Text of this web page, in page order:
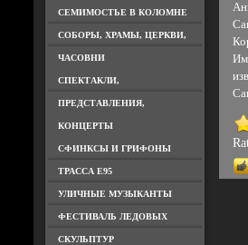
СЕМИМОСТЬЕ В КОЛОМНЕ
СОБОРЫ, ХРАМЫ, ЦЕРКВИ,
ЧАСОВНИ
СПЕКТАКЛИ,
ПРЕДСТАВЛЕНИЯ,
КОНЦЕРТЫ
СФИНКСЫ И ГРИФОНЫ
ТРАССА Е95
УЛИЧНЫЕ МУЗЫКАНТЫ
ФЕСТИВАЛЬ ЛЕДОВЫХ
СКУЛЬПТУР